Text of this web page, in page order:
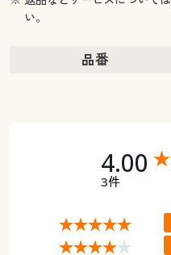
い。
品番
4.00
3件